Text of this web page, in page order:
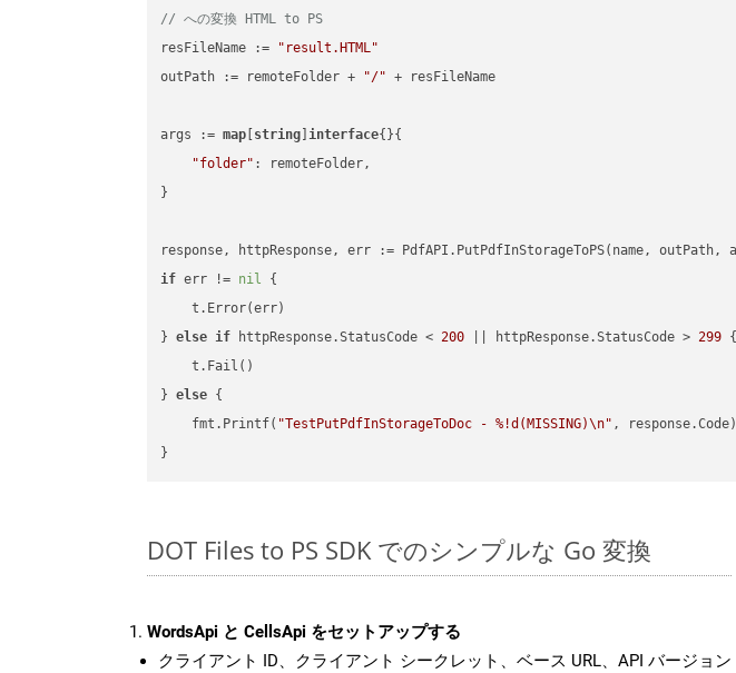
// への変換 HTML to PS
resFileName :=
"result.HTML"
outPath := remoteFolder +
"/" + resFileName
args := map string ]interface{}{
"folder" : remoteFolder,
}
if err != nil {
    t.Error(err)
} else if httpResponse.StatusCode < 200 || httpResponse.StatusCode > 299 {
    t.Fail()
} else {
    fmt.Printf(
"TestPutPdfInStorageToDoc - %!d(MISSING)\n" , response.Code)
DOT Files to PS SDK でのシンプルな Go 変換
WordsApi と CellsApi をセットアップする
クライアント ID、クライアント シークレット、ベース URL、API バージョン